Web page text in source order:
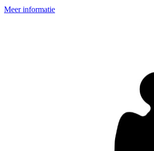
Meer informatie